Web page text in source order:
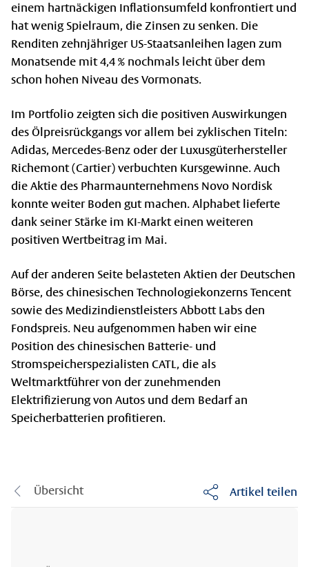
einem hartnäckigen Inflationsumfeld konfrontiert und
hat wenig Spielraum, die Zinsen zu senken. Die
Renditen zehnjähriger US-Staatsanleihen lagen zum
Monatsende mit 4,4 % nochmals leicht über dem
schon hohen Niveau des Vormonats.
Im Portfolio zeigten sich die positiven Auswirkungen
des Ölpreisrückgangs vor allem bei zyklischen Titeln:
Adidas, Mercedes-Benz oder der Luxusgüterhersteller
Richemont (Cartier) verbuchten Kursgewinne. Auch
die Aktie des Pharmaunternehmens Novo Nordisk
konnte weiter Boden gut machen. Alphabet lieferte
dank seiner Stärke im KI-Markt einen weiteren
positiven Wertbeitrag im Mai.
Auf der anderen Seite belasteten Aktien der Deutschen
Börse, des chinesischen Technologiekonzerns Tencent
sowie des Medizindienstleisters Abbott Labs den
Fondspreis. Neu aufgenommen haben wir eine
Position des chinesischen Batterie- und
Stromspeicherspezialisten CATL, die als
Weltmarktführer von der zunehmenden
Elektrifizierung von Autos und dem Bedarf an
Speicherbatterien profitieren.
Übersicht Artikel teilen